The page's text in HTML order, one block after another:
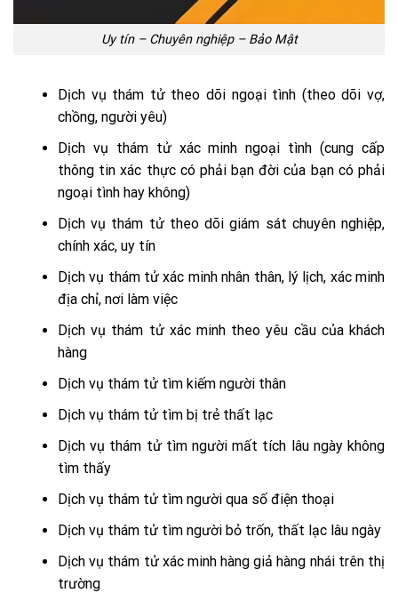
Uy tín – Chuyên nghiệp – Bảo Mật
Dịch vụ thám tử theo dõi ngoại tình (theo dõi vợ,
chồng, người yêu)
Dịch vụ thám tử xác minh ngoại tình (cung cấp
thông tin xác thực có phải bạn đời của bạn có phải
ngoại tình hay không)
Dịch vụ thám tử theo dõi giám sát chuyên nghiệp,
chính xác, uy tín
Dịch vụ thám tử xác minh nhân thân, lý lịch, xác minh
địa chỉ, nơi làm việc
Dịch vụ thám tử xác minh theo yêu cầu của khách
hàng
Dịch vụ thám tử tìm kiếm người thân
Dịch vụ thám tử tìm bị trẻ thất lạc
Dịch vụ thám tử tìm người mất tích lâu ngày không
tìm thấy
Dịch vụ thám tử tìm người qua số điện thoại
Dịch vụ thám tử tìm người bỏ trốn, thất lạc lâu ngày
Dịch vụ thám tử xác minh hàng giả hàng nhái trên thị
trường